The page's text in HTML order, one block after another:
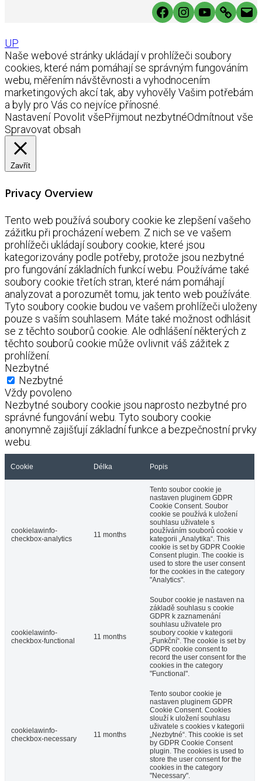
Facebook
Instagram
YouTube
Link
UP
Naše webové stránky ukládají v prohlížeči soubory
cookies, které nám pomáhají se správným fungováním
webu, měřením návštěvnosti a vyhodnocením
marketingových akcí tak, aby vyhověly Vašim potřebám
a byly pro Vás co nejvíce přínosné.
Nastavení Povolit všePřijmout nezbytnéOdmítnout vše
Spravovat obsah
Zavřít
Privacy Overview
Tento web používá soubory cookie ke zlepšení vašeho
zážitku při procházení webem. Z nich se ve vašem
prohlížeči ukládají soubory cookie, které jsou
kategorizovány podle potřeby, protože jsou nezbytné
pro fungování základních funkcí webu. Používáme také
soubory cookie třetích stran, které nám pomáhají
analyzovat a porozumět tomu, jak tento web používáte.
Tyto soubory cookie budou ve vašem prohlížeči uloženy
pouze s vaším souhlasem. Máte také možnost odhlásit
se z těchto souborů cookie. Ale odhlášení některých z
těchto souborů cookie může ovlivnit váš zážitek z
prohlížení.
Nezbytné
Nezbytné
Vždy povoleno
Nezbytné soubory cookie jsou naprosto nezbytné pro
správné fungování webu. Tyto soubory cookie
anonymně zajišťují základní funkce a bezpečnostní prvky
webu.
Cookie Délka Popis
cookielawinfo-
checkbox-analytics
11 months
Tento soubor cookie je
nastaven pluginem GDPR
Cookie Consent. Soubor
cookie se používá k uložení
souhlasu uživatele s
používáním souborů cookie v
kategorii „Analytika“. This
cookie is set by GDPR Cookie
Consent plugin. The cookie is
used to store the user consent
for the cookies in the category
"Analytics".
cookielawinfo-
checkbox-functional
11 months
Soubor cookie je nastaven na
základě souhlasu s cookie
GDPR k zaznamenání
souhlasu uživatele pro
soubory cookie v kategorii
„Funkční“. The cookie is set by
GDPR cookie consent to
record the user consent for the
cookies in the category
"Functional".
cookielawinfo-
checkbox-necessary
11 months
Tento soubor cookie je
nastaven pluginem GDPR
Cookie Consent. Cookies
slouží k uložení souhlasu
uživatele s cookies v kategorii
„Nezbytné“. This cookie is set
by GDPR Cookie Consent
plugin. The cookies is used to
store the user consent for the
cookies in the category
"Necessary".